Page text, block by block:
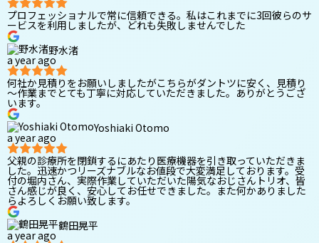
プロフェッショナルで常に信頼できる。私はこれまでに3回彼らのサ
ービスを利用しましたが、どれも失敗しませんでした
野水渚
a year ago
何社か見積りをお願いしましたがこちらがダントツに安く、見積り
～作業までとても丁寧に対応していただきました。ありがとうござ
います。
Yoshiaki Otomo
a year ago
父親の診療所を閉鎖するにあたり医療機器を引き取っていただきま
した。迅速かつリーズナブルなお値段で大変満足しております。受
付の堀内さん、実際作業していただいた陽気なおじさんトリオ、皆
さん感じが良く、安心してお任せできました。また何かありました
らよろしくお願い致します。
鶴田晃平
a year ago